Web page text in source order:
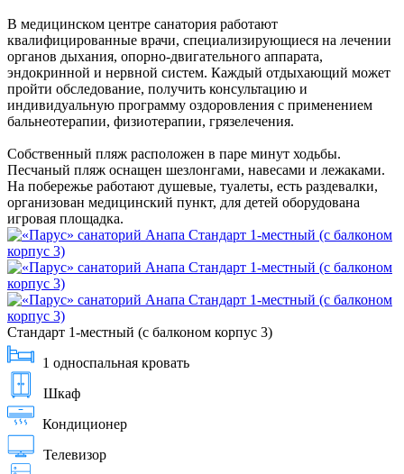
В медицинском центре санатория работают
квалифицированные врачи, специализирующиеся на лечении
органов дыхания, опорно-двигательного аппарата,
эндокринной и нервной систем. Каждый отдыхающий может
пройти обследование, получить консультацию и
индивидуальную программу оздоровления с применением
бальнеотерапии, физиотерапии, грязелечения.
Собственный пляж расположен в паре минут ходьбы.
Песчаный пляж оснащен шезлонгами, навесами и лежаками.
На побережье работают душевые, туалеты, есть раздевалки,
организован медицинский пункт, для детей оборудована
игровая площадка.
Стандарт 1-местный (с балконом корпус 3)
1 односпальная кровать
Шкаф
Кондиционер
Телевизор